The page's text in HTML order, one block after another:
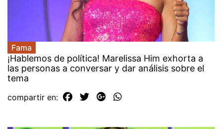
Fama
¡Hablemos de política! Marelissa Him exhorta a
las personas a conversar y dar análisis sobre el
tema
compartir en: